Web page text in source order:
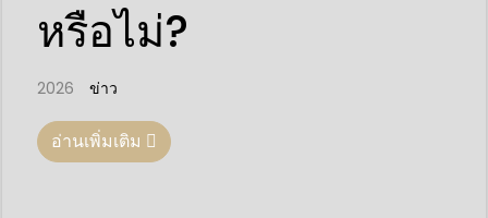
หรือไม่?
2026 ข่าว
อ่านเพิ่มเติม